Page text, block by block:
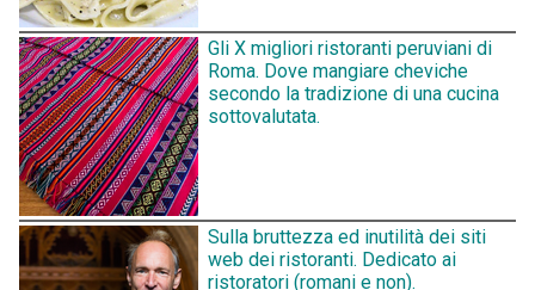
Gli X migliori ristoranti peruviani di
Roma. Dove mangiare cheviche
secondo la tradizione di una cucina
sottovalutata.
Sulla bruttezza ed inutilità dei siti
web dei ristoranti. Dedicato ai
ristoratori (romani e non).